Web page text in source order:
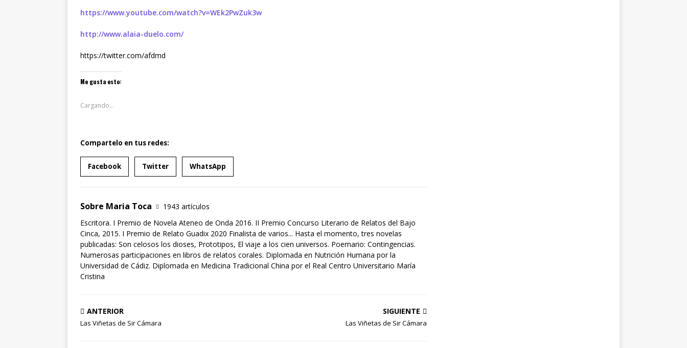
https://www.youtube.com/watch?v=WEk2PwZuk3w
http://www.alaia-duelo.com/
https://twitter.com/afdmd
Me gusta esto:
Cargando...
Compartelo en tus redes:
Facebook Twitter WhatsApp
Sobre Maria Toca
1943 artículos
Escritora. I Premio de Novela Ateneo de Onda 2016. II Premio Concurso Literario de Relatos del Bajo
Cinca, 2015. I Premio de Relato Guadix 2020 Finalista de varios... Hasta el momento, tres novelas
publicadas: Son celosos los dioses, Prototipos, El viaje a los cien universos. Poemario: Contingencias.
Numerosas participaciones en libros de relatos corales. Diplomada en Nutrición Humana por la
Universidad de Cádiz. Diplomada en Medicina Tradicional China por el Real Centro Universitario María
Cristina
ANTERIOR
Las Viñetas de Sir Cámara
SIGUIENTE
Las Viñetas de Sir Cámara